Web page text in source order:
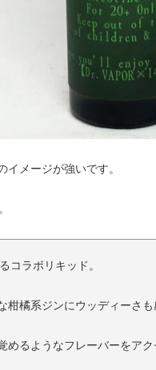
イメージが強いです。
コラボリキッド。
柑橘系ジンにウッディーさ
めるようなフレーバーをア